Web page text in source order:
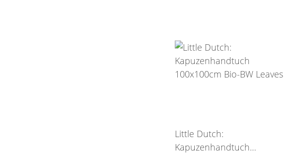
Little Dutch:
Kapuzenhandtuch